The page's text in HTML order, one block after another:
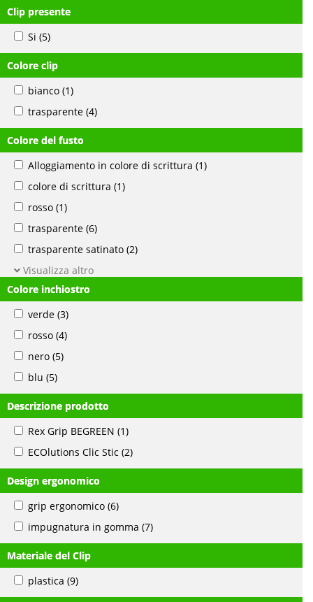
Clip presente
Si (5)
Colore clip
bianco (1)
trasparente (4)
Colore del fusto
Alloggiamento in colore di scrittura (1)
colore di scrittura (1)
rosso (1)
trasparente (6)
trasparente satinato (2)
Visualizza altro
Colore inchiostro
verde (3)
rosso (4)
nero (5)
blu (5)
Descrizione prodotto
Rex Grip BEGREEN (1)
ECOlutions Clic Stic (2)
Design ergonomico
grip ergonomico (6)
impugnatura in gomma (7)
Materiale del Clip
plastica (9)